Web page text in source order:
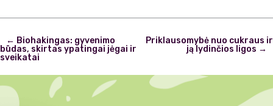
Post
navigation
Priklausomybė nuo cukraus ir
ją lydinčios ligos →
← Biohakingas: gyvenimo
būdas, skirtas ypatingai jėgai ir
sveikatai